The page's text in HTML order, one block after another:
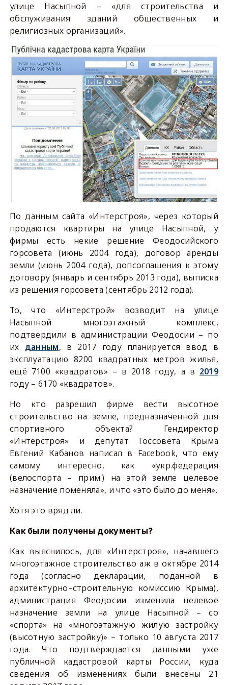
улице Насыпной – «для строительства и
обслуживания зданий общественных и
религиозных организаций».
По данным сайта «Интерстроя», через который
продаются квартиры на улице Насыпной, у
фирмы есть некие решение Феодосийского
горсовета (июнь 2004 года), договор аренды
земли (июнь 2004 года), допсоглашения к этому
договору (январь и сентябрь 2013 года), выписка
из решения горсовета (сентябрь 2012 года).
То, что «Интерстрой» возводит на улице
Насыпной многоэтажный комплекс,
подтвердили в администрации Феодосии – по
их данным, в 2017 году планируется ввод в
эксплуатацию 8200 квадратных метров жилья,
ещё 7100 «квадратов» – в 2018 году, а в 2019
году – 6170 «квадратов».
Но кто разрешил фирме вести высотное
строительство на земле, предназначенной для
спортивного объекта? Гендиректор
«Интерстроя» и депутат Госсовета Крыма
Евгений Кабанов написал в Facebook, что ему
самому интересно, как «укр.федерация
(велоспорта – прим.) на этой земле целевое
назначение поменяла», и что «это было до меня».
Хотя это вряд ли.
Как были получены документы?
Как выяснилось, для «Интерстроя», начавшего
многоэтажное строительство аж в октябре 2014
года (согласно декларации, поданной в
архитектурно–строительную комиссию Крыма),
администрация Феодосии изменила целевое
назначение земли на улице Насыпной – со
«спорта» на «многоэтажную жилую застройку
(высотную застройку)» – только 10 августа 2017
года. Что подтверждается данными уже
публичной кадастровой карты России, куда
сведения об изменениях были внесены 21